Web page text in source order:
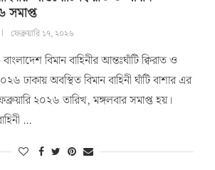
সমাপ্ত
ফেব্রুয়ারি ১৭, ২০২৬
বিমান বাহিনীর আন্তঃঘাঁটি ক্বিরাত ও
ঢাকায় অবস্থিত বিমান বাহিনী ঘাঁটি বাশার এর
২০২৬ তারিখ, মঙ্গলবার সমাপ্ত হয়।
…